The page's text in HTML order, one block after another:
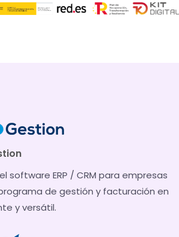
software ERP / CRM para empresas
de gestión y facturación en
y versátil.